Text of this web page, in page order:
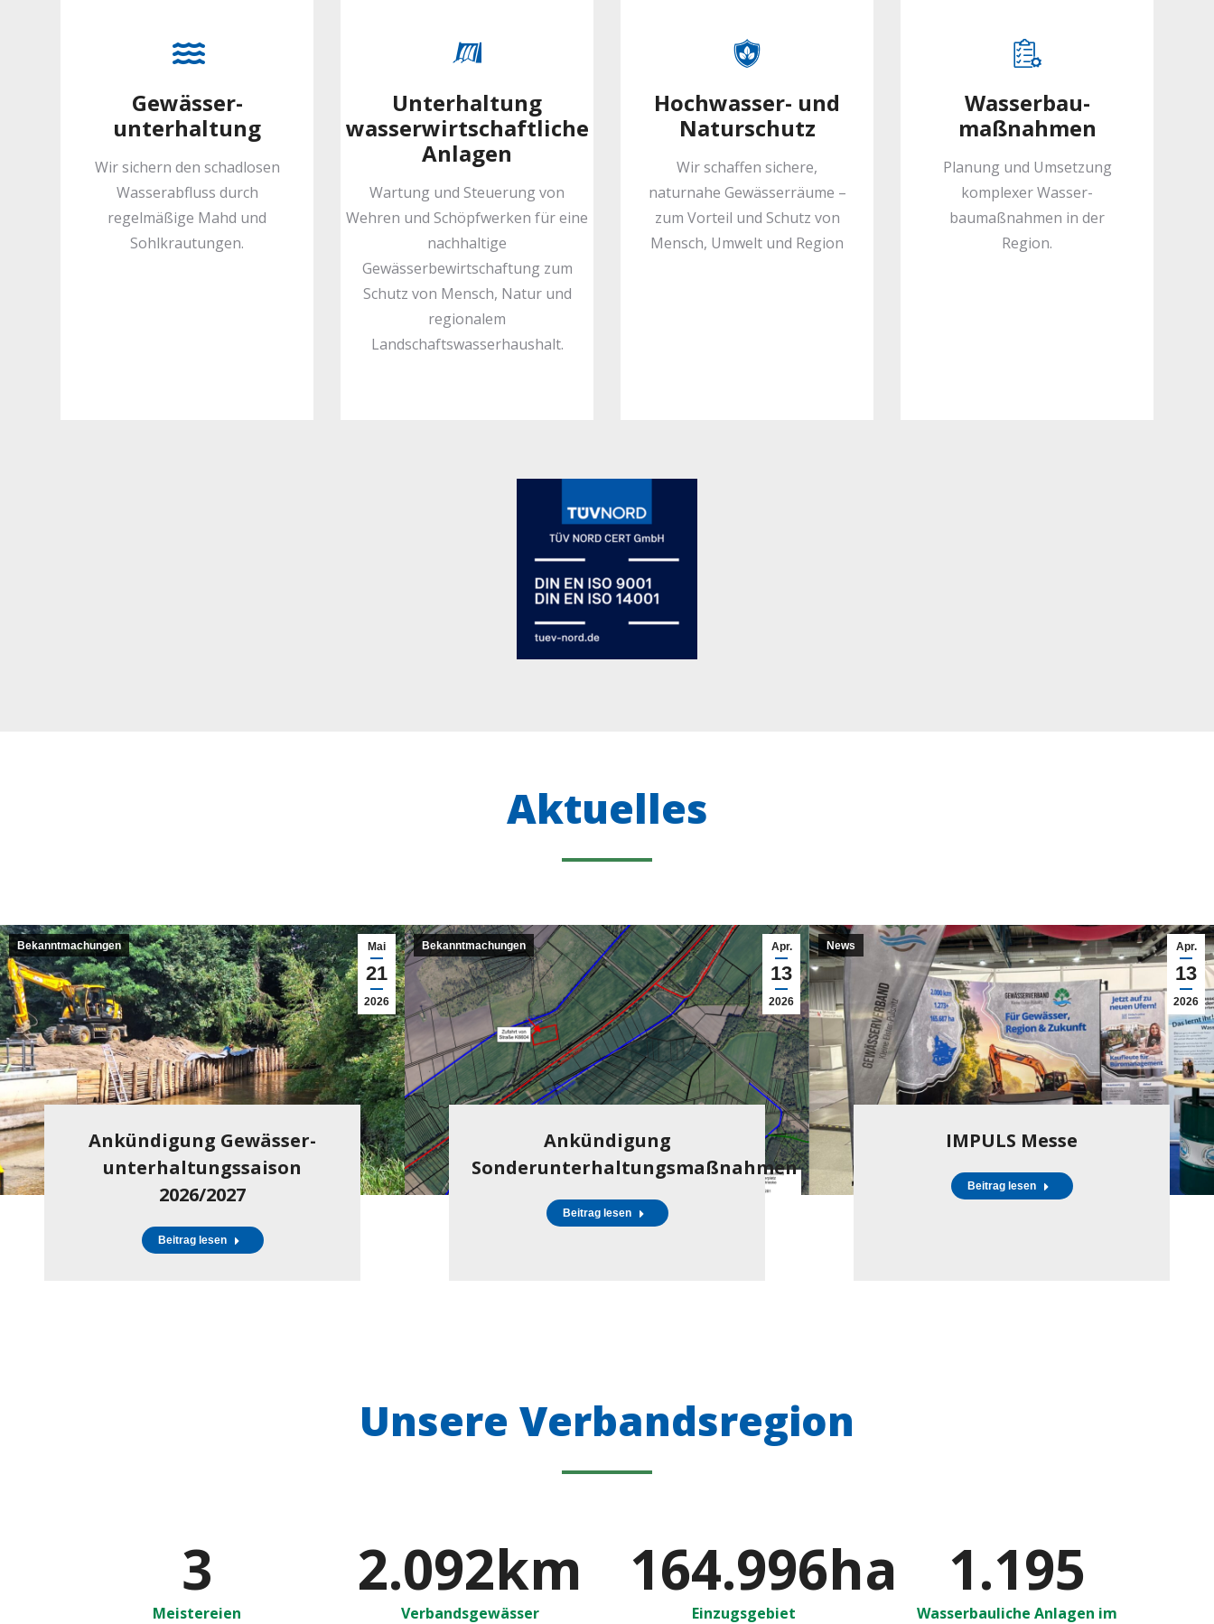
Gewässer­
unterhaltung
Wir sichern den schadlosen
Wasserabfluss durch
regelmäßige Mahd und
Sohlkrautungen.
Unterhaltung
wasserwirtschaftliche
Anlagen
Wartung und Steuerung von
Wehren und Schöpfwerken für eine
nachhaltige
Gewässerbewirtschaftung zum
Schutz von Mensch, Natur und
regionalem
Landschaftswasserhaushalt.
Hochwasser- und
Naturschutz
Wir schaffen sichere,
naturnahe Gewässerräume –
zum Vorteil und Schutz von
Mensch, Umwelt und Region
Wasserbau­
maßnahmen
Planung und Umsetzung
komplexer Wasser­
baumaßnahmen in der
Region.
Aktuelles
Mai
21
2026
Bekanntmachungen
Ankündigung Gewässer­
unterhaltungssaison
2026/2027
Beitrag lesen
Apr.
13
2026
Bekanntmachungen
Ankündigung
Sonderunterhaltungsmaßnahmen
Beitrag lesen
Apr.
13
2026
News
IMPULS Messe
Beitrag lesen
Unsere Verbandsregion
3
Meistereien
2.100km
Verbandsgewässer
165.650ha
Einzugsgebiet
1.200
Wasserbauliche Anlagen im